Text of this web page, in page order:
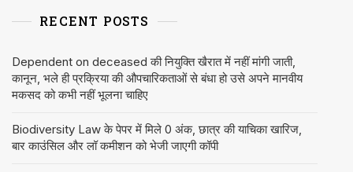
RECENT POSTS
Dependent on deceased की नियुक्ति खैरात में नहीं मांगी जाती,
कानून, भले ही प्रक्रिया की औपचारिकताओं से बंधा हो उसे अपने मानवीय
मकसद को कभी नहीं भूलना चाहिए
Biodiversity Law के पेपर में मिले 0 अंक, छात्र की याचिका खारिज,
बार काउंसिल और लॉ कमीशन को भेजी जाएगी कॉपी